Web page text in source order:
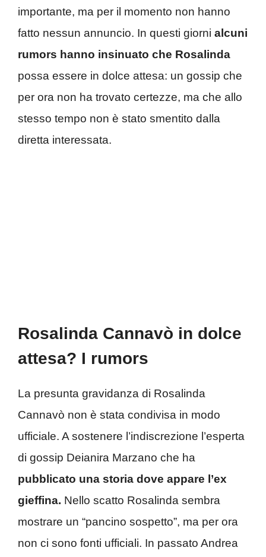
importante, ma per il momento non hanno
fatto nessun annuncio. In questi giorni alcuni
rumors hanno insinuato che Rosalinda
possa essere in dolce attesa: un gossip che
per ora non ha trovato certezze, ma che allo
stesso tempo non è stato smentito dalla
diretta interessata.
Rosalinda Cannavò in dolce
attesa? I rumors
La presunta gravidanza di Rosalinda
Cannavò non è stata condivisa in modo
ufficiale. A sostenere l’indiscrezione l’esperta
di gossip Deianira Marzano che ha
pubblicato una storia dove appare l’ex
gieffina. Nello scatto Rosalinda sembra
mostrare un “pancino sospetto”, ma per ora
non ci sono fonti ufficiali. In passato Andrea